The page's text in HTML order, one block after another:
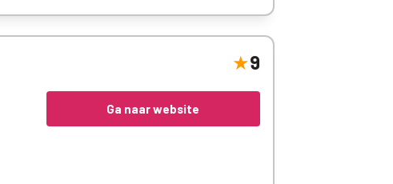
9
Ga naar website